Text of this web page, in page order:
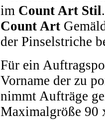
im Count Art Stil
Count Art
der Pinselstriche
Für ein
Vorname der zu
nimmt Aufträge
Maximalgröße 90